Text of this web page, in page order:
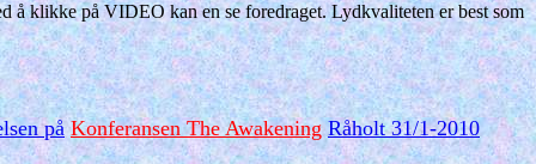
å klikke på VIDEO kan en se foredraget. Lydkvaliteten er best som
på Konferansen The Awakening Råholt 31/1-2010